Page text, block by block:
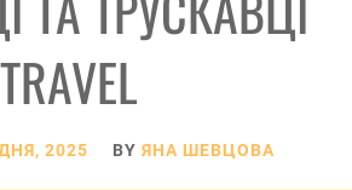
2025 BY ЯНА ШЕВЦОВА